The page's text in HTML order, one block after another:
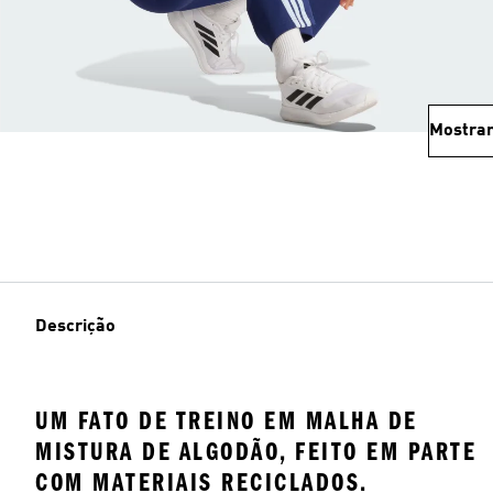
Descrição
UM FATO DE TREINO EM MALHA DE
MISTURA DE ALGODÃO, FEITO EM PARTE
COM MATERIAIS RECICLADOS.